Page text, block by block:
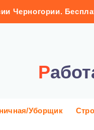
Черногории.
Уборщик